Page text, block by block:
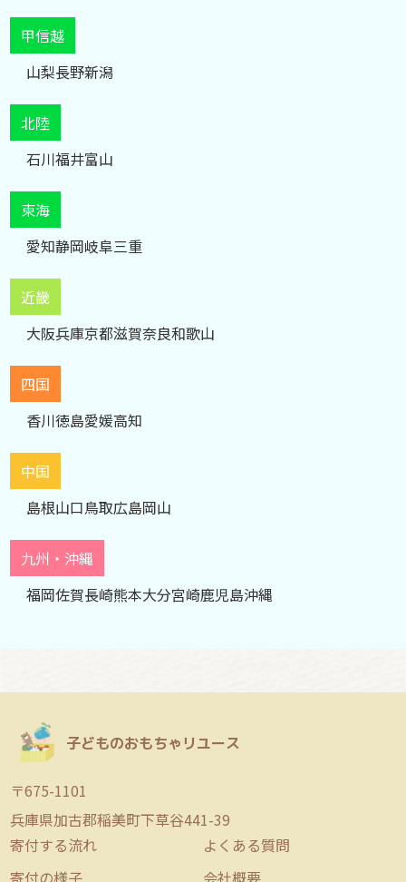
甲信越
山梨長野新潟
北陸
石川福井富山
東海
愛知静岡岐阜三重
近畿
大阪兵庫京都滋賀奈良和歌山
四国
香川徳島愛媛高知
中国
島根山口鳥取広島岡山
九州・沖縄
福岡佐賀長崎熊本大分宮崎鹿児島沖縄
子どものおもちゃリユース
〒675-1101
兵庫県加古郡稲美町下草谷441-39
寄付する流れ
寄付の様子
よくある質問
会社概要